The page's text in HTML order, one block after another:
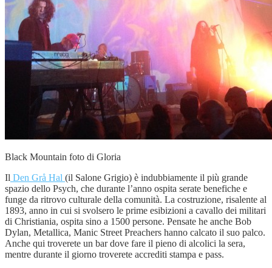
Black Mountain foto di Gloria
Il Den Grå Hal (il Salone Grigio) è indubbiamente il più grande
spazio dello Psych, che durante l’anno ospita serate benefiche e
funge da ritrovo culturale della comunità. La costruzione, risalente al
1893, anno in cui si svolsero le prime esibizioni a cavallo dei militari
di Christiania, ospita sino a 1500 persone. Pensate he anche Bob
Dylan, Metallica, Manic Street Preachers hanno calcato il suo palco.
Anche qui troverete un bar dove fare il pieno di alcolici la sera,
mentre durante il giorno troverete accrediti stampa e pass.